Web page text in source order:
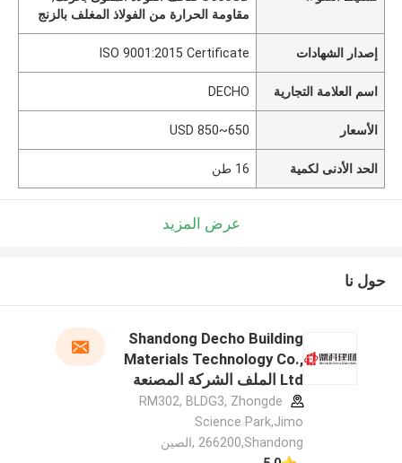
مقاومة الحرارة من الفولاذ المغلف بالزنج
إصدار الشهادات ISO 9001:2015 Certificate
اسم العلامة التجارية DECHO
الأسعار 650~850 USD
الحد الأدنى لكمية 16 طن
عرض المزيد
حول نا
Shandong Decho Building
Materials Technology Co.,
Ltd الملف الشركة المصنعة
RM302, BLDG3, Zhongde
Science Park,Jimo
266200,Shandong ,الصين